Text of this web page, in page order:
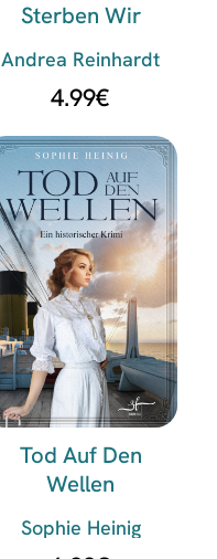
Sterben Wir
Andrea Reinhardt
4.99€
Tod Auf Den
Wellen
Sophie Heinig